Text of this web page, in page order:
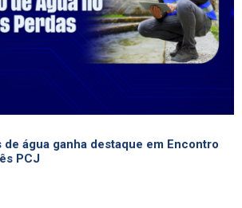
de água ganha destaque em Encontro
PCJ